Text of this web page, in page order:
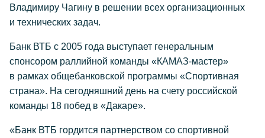
Владимиру Чагину в решении всех организационных
и технических задач.
Банк ВТБ с 2005 года выступает генеральным
спонсором раллийной команды «КАМАЗ-мастер»
в рамках общебанковской программы «Спортивная
страна». На сегодняшний день на счету российской
команды 18 побед в «Дакаре».
«Банк ВТБ гордится партнерством со спортивной